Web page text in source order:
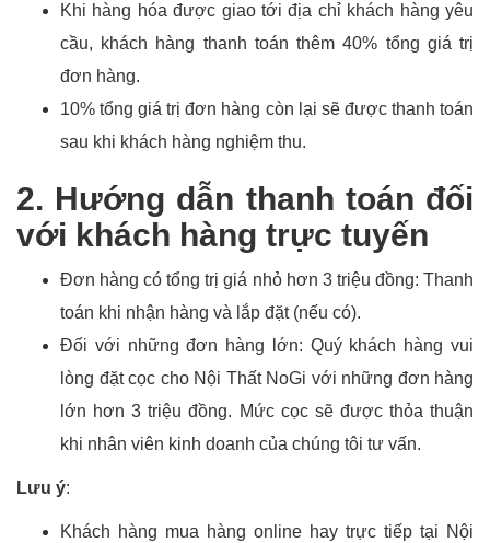
Khi hàng hóa được giao tới địa chỉ khách hàng yêu
cầu, khách hàng thanh toán thêm 40% tổng giá trị
đơn hàng.
10% tổng giá trị đơn hàng còn lại sẽ được thanh toán
sau khi khách hàng nghiệm thu.
2. Hướng dẫn thanh toán đối
với khách hàng trực tuyến
Đơn hàng có tổng trị giá nhỏ hơn 3 triệu đồng: Thanh
toán khi nhận hàng và lắp đặt (nếu có).
Đối với những đơn hàng lớn: Quý khách hàng vui
lòng đặt cọc cho Nội Thất NoGi với những đơn hàng
lớn hơn 3 triệu đồng. Mức cọc sẽ được thỏa thuận
khi nhân viên kinh doanh của chúng tôi tư vấn.
Lưu ý:
Khách hàng mua hàng online hay trực tiếp tại Nội